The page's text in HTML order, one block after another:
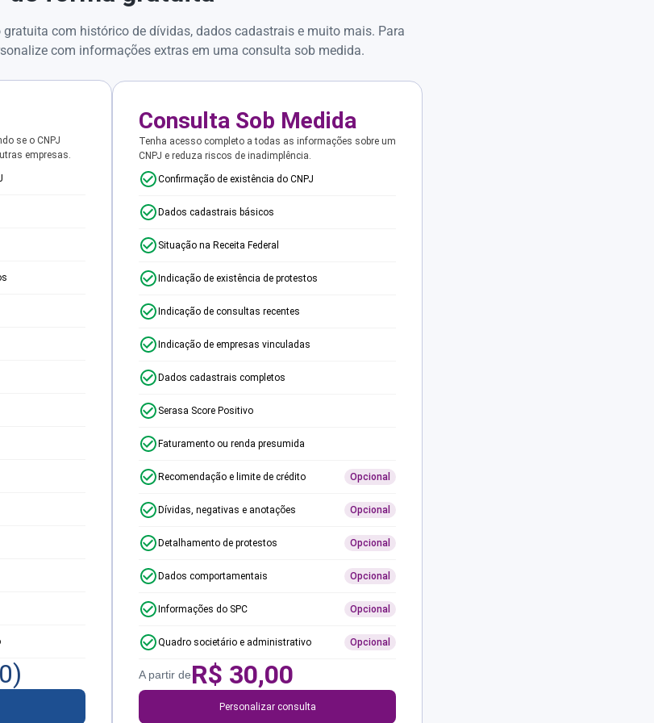
gratuita com histórico de dívidas, dados cadastrais e muito mais. Para
com informações extras em uma consulta sob medida.
se o CNPJ
empresas.
)
Consulta Sob Medida
Tenha acesso completo a todas as informações sobre um
CNPJ e reduza riscos de inadimplência.
Confirmação de existência do CNPJ
Dados cadastrais básicos
Situação na Receita Federal
Indicação de existência de protestos
Indicação de consultas recentes
Indicação de empresas vinculadas
Dados cadastrais completos
Serasa Score Positivo
Faturamento ou renda presumida
Recomendação e limite de crédito Opcional
Dívidas, negativas e anotações Opcional
Detalhamento de protestos Opcional
Dados comportamentais Opcional
Informações do SPC Opcional
Quadro societário e administrativo Opcional
A partir deR$ 30,00
Personalizar consulta